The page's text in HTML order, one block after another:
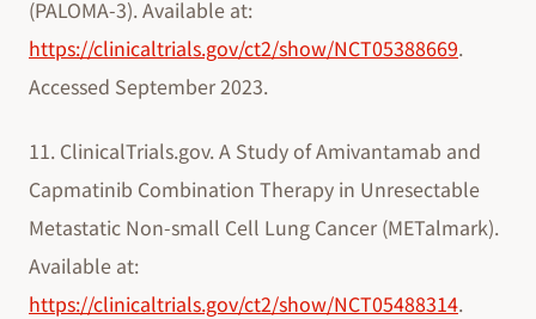
(PALOMA-3). Available at:
https://clinicaltrials.gov/ct2/show/NCT05388669.
Accessed September 2023.
11. ClinicalTrials.gov. A Study of Amivantamab and
Capmatinib Combination Therapy in Unresectable
Metastatic Non-small Cell Lung Cancer (METalmark).
Available at:
https://clinicaltrials.gov/ct2/show/NCT05488314.